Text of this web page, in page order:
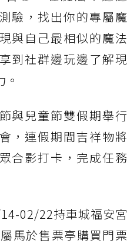
驗，找出你的專屬魔
與自己最相似的魔法
到社群邊玩邊了解現
與兒童節雙假期舉行
，連假期間吉祥物將
合影打卡，完成任務
02/22持車城福安宮
馬於售票亭購買門票